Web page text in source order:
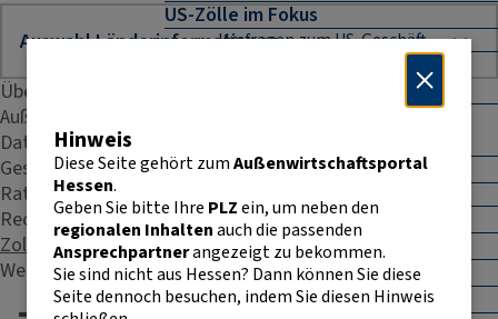
US-Zölle im Fokus
Umfragen zum US-Geschäft
Naher Osten: Auswirkungen für
Absicherung und Finanzierung im
Außenhandel Hessen
CBAM
Entwicklungszusammenarbeit
E-Commerce
E-Rechnung in der EU
Übersicht
Außenhandelsstatistik
Daten & Fakten
Geschäftspraxis
Rating
Recht & Steuern
Zoll
Weitere Kontakte
Hinweis
Diese Seite gehört zumAußenwirtschaftsportal
Hessen.
Geben Sie bitte Ihre PLZein, um neben den
regionalen Inhaltenauch die passenden
Ansprechpartnerangezeigt zu bekommen.
Sie sind nicht aus Hessen? Dann können Sie diese
Seite dennoch besuchen, indem Sie diesen Hinweis